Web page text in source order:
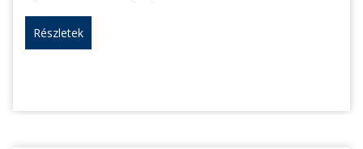
Részletek